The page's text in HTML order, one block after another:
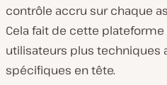
contrôle accru sur chaque
Cela fait de cette
utilisateurs plus techniques
spécifiques en tête.